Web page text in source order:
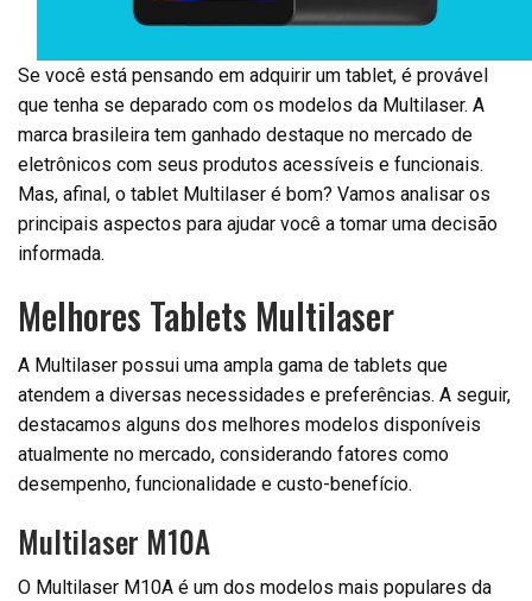
Se você está pensando em adquirir um tablet, é provável
que tenha se deparado com os modelos da Multilaser. A
marca brasileira tem ganhado destaque no mercado de
eletrônicos com seus produtos acessíveis e funcionais.
Mas, afinal, o tablet Multilaser é bom? Vamos analisar os
principais aspectos para ajudar você a tomar uma decisão
informada.
Melhores Tablets Multilaser
A Multilaser possui uma ampla gama de tablets que
atendem a diversas necessidades e preferências. A seguir,
destacamos alguns dos melhores modelos disponíveis
atualmente no mercado, considerando fatores como
desempenho, funcionalidade e custo-benefício.
Multilaser M10A
O Multilaser M10A é um dos modelos mais populares da